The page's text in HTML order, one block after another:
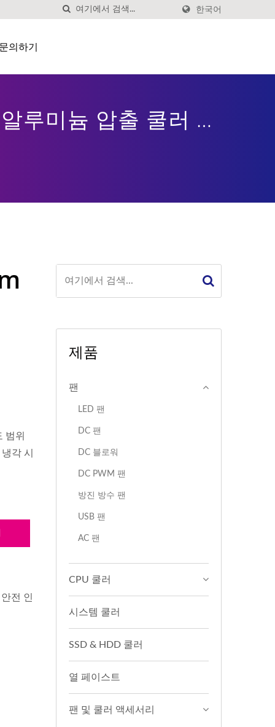
한국어
문의하기
루미늄 압출 쿨러 제
범위
각 시
전 인
제품
팬
LED 팬
DC 팬
DC 블로워
DC PWM 팬
방진 방수 팬
USB 팬
AC 팬
CPU 쿨러
시스템 쿨러
SSD & HDD 쿨러
열 페이스트
팬 및 쿨러 액세서리